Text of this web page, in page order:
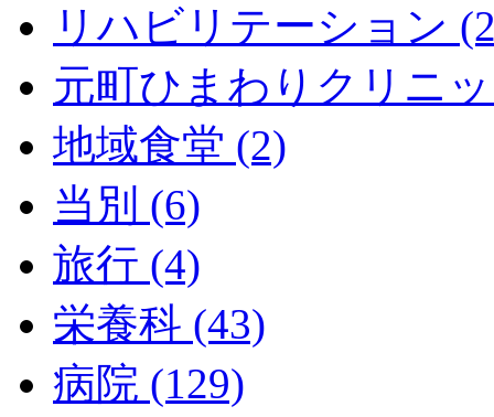
リハビリテーション
元町ひまわりクリニ
地域食堂 (2)
当別 (6)
旅行 (4)
栄養科 (43)
病院 (129)